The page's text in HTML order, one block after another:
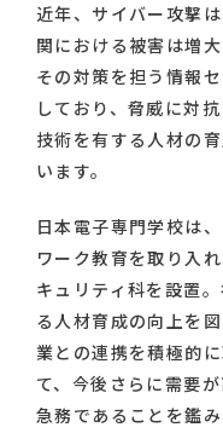
近年、サイバー攻撃
関における被害は増
その対策を担う情報
しており、脅威に対
技術を有する人材の
います。
日本電子専門学校は
ワーク教育を取り入
キュリティ科を設置
る人材育成の向上を
業との連携を積極的
て、今後さらに需要
急務であることを鑑